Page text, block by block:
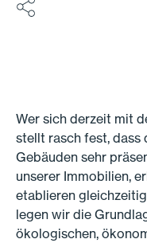
Wer sich derzeit mit
stellt rasch fest, dass
Gebäuden sehr
unserer Immobilien,
etablieren
legen wir die
ökologischen,